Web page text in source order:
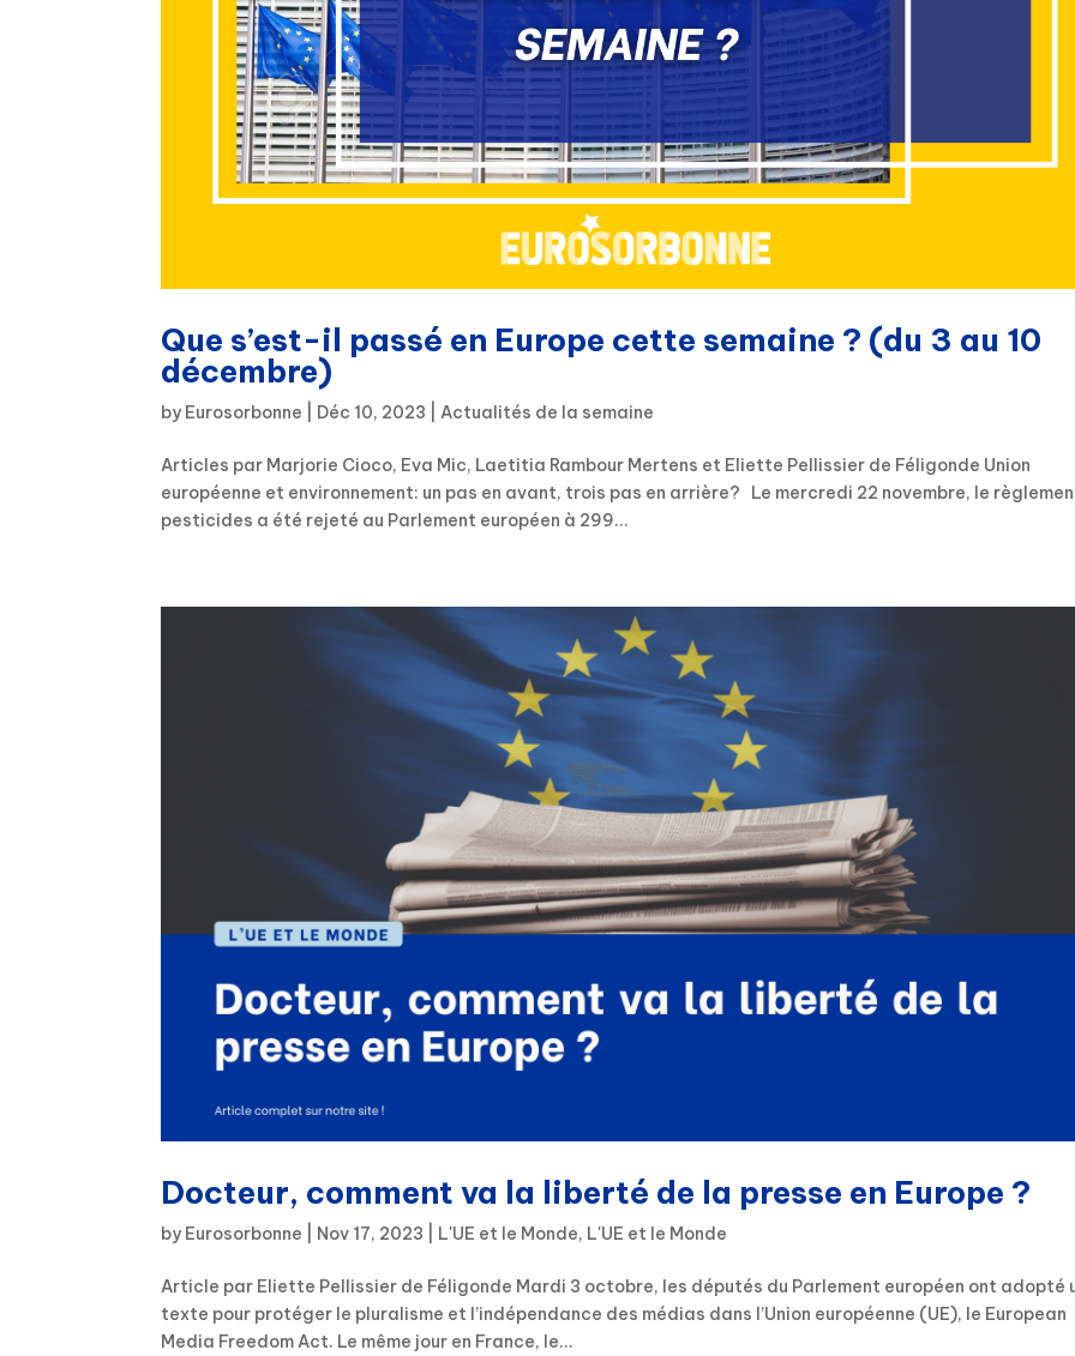
Que s’est-il passé en Europe cette semaine ? (du 3 au 10
décembre)
by Eurosorbonne Déc 10, 2023 |Actualités de la semaine
Articles par Marjorie Cioco, Eva Mic, Laetitia Rambour Mertens et Eliette Pellissier de Féligonde Union
européenne et environnement: un pas en avant, trois pas en arrière? Le mercredi 22 novembre, le
pesticides a été rejeté au Parlement européen à 299...
Docteur, comment va la liberté de la presse en Europe ?
by Eurosorbonne Nov 17, 2023 L'UE et le Monde, L'UE et le Monde
Article par Eliette Pellissier de Féligonde Mardi 3 octobre, les députés du Parlement européen ont adopté
texte pour protéger le pluralisme et l’indépendance des médias dans l’Union européenne (UE), le European
Media Freedom Act. Le même jour en France, le...